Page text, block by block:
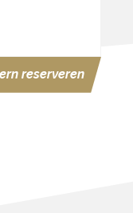
reserveren